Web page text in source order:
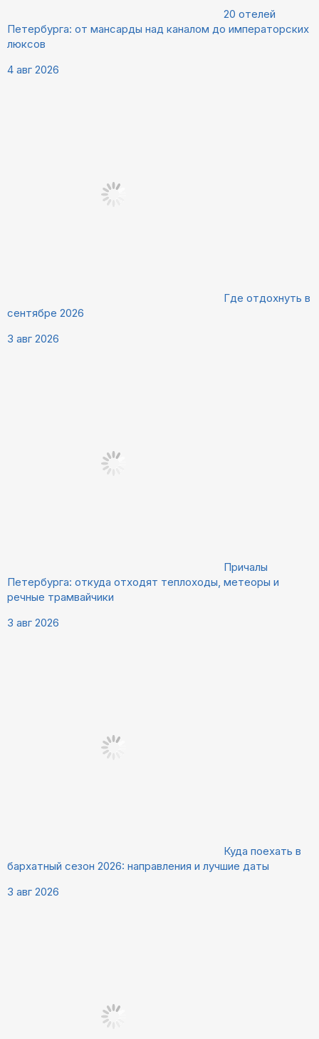
20 отелей
Петербурга: от мансарды над каналом до императорских
люксов
4 авг 2026
Где отдохнуть в
сентябре 2026
3 авг 2026
Причалы
Петербурга: откуда отходят теплоходы, метеоры и
речные трамвайчики
3 авг 2026
Куда поехать в
бархатный сезон 2026: направления и лучшие даты
3 авг 2026